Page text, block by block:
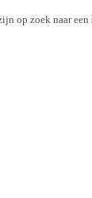
op zoek naar